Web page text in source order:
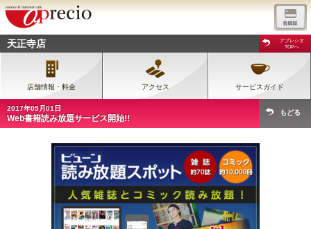
天正寺店
アプレシオ
TOPへ
店舗情報・料金 アクセス サービスガイド
2017年05月01日
Web書籍読み放題サービス開始!!
もどる